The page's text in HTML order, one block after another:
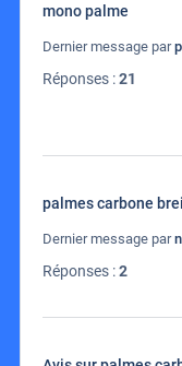
mono palme
Dernier message par
Réponses :21
palmes carbone
Dernier message par
Réponses :2